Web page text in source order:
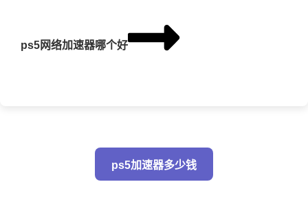
ps5网络加速器哪个好
ps5加速器多少钱